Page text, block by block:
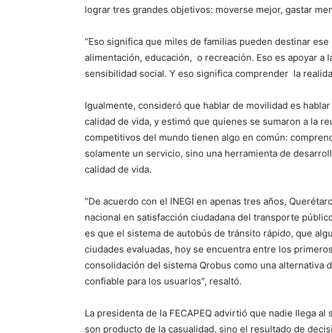
lograr tres grandes objetivos: moverse mejor, gastar
“Eso significa que miles de familias pueden destinar
alimentación, educación, o recreación. Eso es apoyar a
sensibilidad social. Y eso significa comprender la
Igualmente, consideró que hablar de movilidad es
calidad de vida, y estimó que quienes se sumaron a la
competitivos del mundo tienen algo en común:
solamente un servicio, sino una herramienta de
calidad de vida.
“De acuerdo con el INEGI en apenas tres años,
nacional en satisfacción ciudadana del transporte
es que el sistema de autobús de tránsito rápido, que
ciudades evaluadas, hoy se encuentra entre los
consolidación del sistema Qrobus como una alternativa
confiable para los usuarios”, resaltó.
La presidenta de la FECAPEQ advirtió que nadie llega
son producto de la casualidad, sino el resultado de